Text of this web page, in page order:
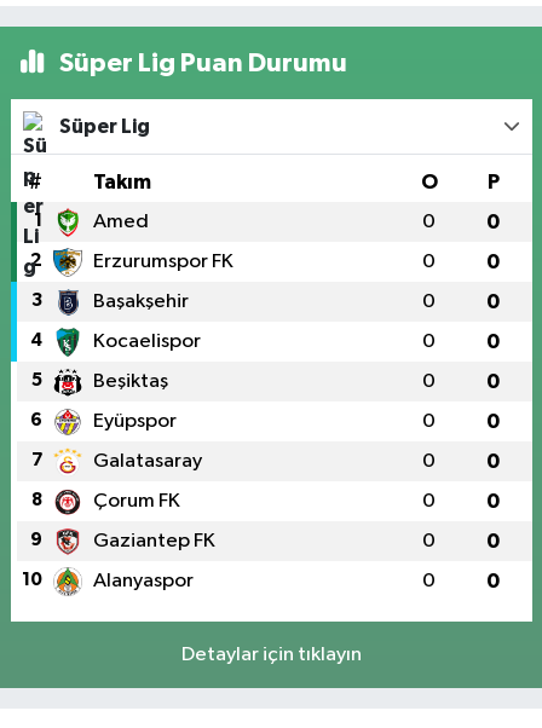
Süper Lig Puan Durumu
Süper Lig
# Takım O P
1 Amed 0 0
2 Erzurumspor FK 0 0
3 Başakşehir 0 0
4 Kocaelispor 0 0
5 Beşiktaş 0 0
6 Eyüpspor 0 0
7 Galatasaray 0 0
8 Çorum FK 0 0
9 Gaziantep FK 0 0
10 Alanyaspor 0 0
Detaylar için tıklayın